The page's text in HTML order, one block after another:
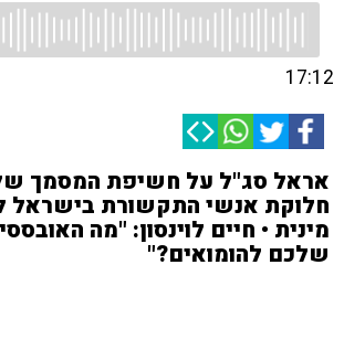
17:12
אראל סג"ל על חשיפת המסמך
חלוקת אנשי התקשורת בישראל
מינית • חיים לוינסון: "מה
שלכם להומואים?"